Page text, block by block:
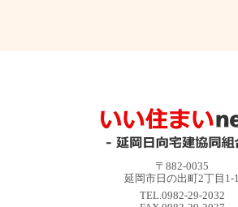
〒882-0035
延岡市日の出町2丁目1-1
TEL.0982-29-2032